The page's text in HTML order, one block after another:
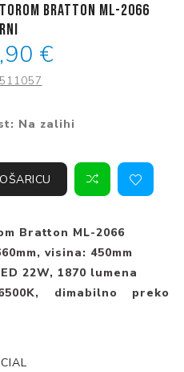
Bratton ML-2066
€
511057
Na zalihi
Bratton ML-2066
visina: 450mm
22W, 1870 lumena
dimabilno preko